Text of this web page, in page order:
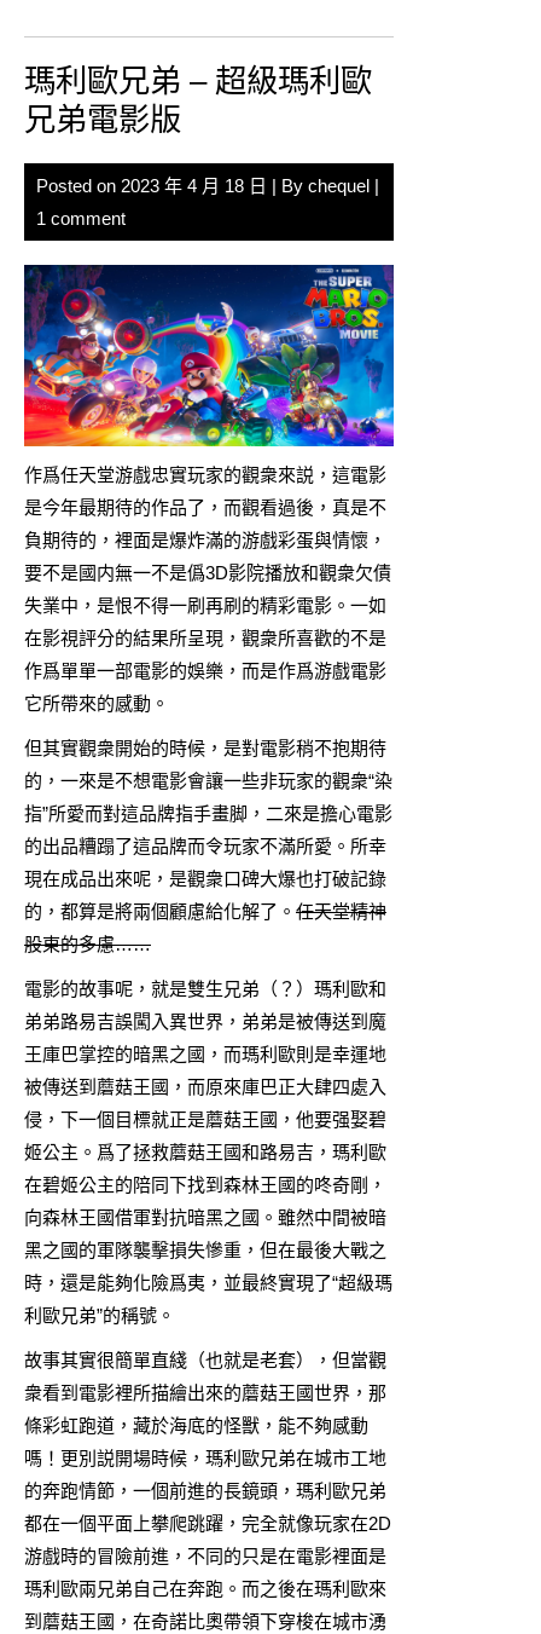
瑪利歐兄弟 – 超級瑪利歐
兄弟電影版
Posted on 2023 年 4 月 18 日 | By chequel |
1 comment
作爲任天堂游戲忠實玩家的觀衆來説，這電影
是今年最期待的作品了，而觀看過後，真是不
負期待的，裡面是爆炸滿的游戲彩蛋與情懷，
要不是國内無一不是僞3D影院播放和觀衆欠債
失業中，是恨不得一刷再刷的精彩電影。一如
在影視評分的結果所呈現，觀衆所喜歡的不是
作爲單單一部電影的娛樂，而是作爲游戲電影
它所帶來的感動。
但其實觀衆開始的時候，是對電影稍不抱期待
的，一來是不想電影會讓一些非玩家的觀衆“染
指”所愛而對這品牌指手畫脚，二來是擔心電影
的出品糟蹋了這品牌而令玩家不滿所愛。所幸
現在成品出來呢，是觀衆口碑大爆也打破記錄
的，都算是將兩個顧慮給化解了。 任天堂精神
股東的多慮……
電影的故事呢，就是雙生兄弟（？）瑪利歐和
弟弟路易吉誤闖入異世界，弟弟是被傳送到魔
王庫巴掌控的暗黑之國，而瑪利歐則是幸運地
被傳送到蘑菇王國，而原來庫巴正大肆四處入
侵，下一個目標就正是蘑菇王國，他要强娶碧
姬公主。爲了拯救蘑菇王國和路易吉，瑪利歐
在碧姬公主的陪同下找到森林王國的咚奇剛，
向森林王國借軍對抗暗黑之國。雖然中間被暗
黑之國的軍隊襲擊損失慘重，但在最後大戰之
時，還是能夠化險爲夷，並最終實現了“超級瑪
利歐兄弟”的稱號。
故事其實很簡單直綫（也就是老套），但當觀
衆看到電影裡所描繪出來的蘑菇王國世界，那
條彩虹跑道，藏於海底的怪獸，能不夠感動
嗎！更別説開場時候，瑪利歐兄弟在城市工地
的奔跑情節，一個前進的長鏡頭，瑪利歐兄弟
都在一個平面上攀爬跳躍，完全就像玩家在2D
游戲時的冒險前進，不同的只是在電影裡面是
瑪利歐兩兄弟自己在奔跑。而之後在瑪利歐來
到蘑菇王國，在奇諾比奧帶領下穿梭在城市湧